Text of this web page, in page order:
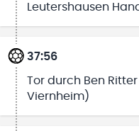
Leutershausen
37:56
Tor durch Ben
Viernheim)